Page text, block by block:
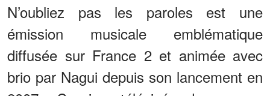
N’oubliez pas les paroles est une
émission musicale emblématique
diffusée sur France 2 et animée avec
brio par Nagui depuis son lancement en